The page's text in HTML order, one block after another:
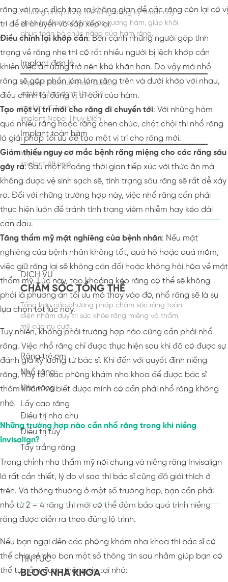
Phương pháp thay thế răng bằng kỹ thuật cấy
ghép Implant cố định vào xương hàm, giúp khôi
phục toàn bộ chức năng của hàm răng.
Implant đơn lẻ
Implant Dentium Hàn Quốc
Implant Neodent Thụy Sỹ
Implant C Tech Ý
Implant Nobel Thụy Điển
Implant toàn hàm
Implant All on 4
Implant All on 6
DỊCH VỤ
CHĂM SÓC TỔNG THỂ
Tổng hợp các phương pháp chăm sóc răng toàn
diện nhằm duy trì sức khỏe răng miệng và thẩm
mỹ của nụ cười.
Răng trẻ em
Nhổ răng
Hàn răng
Lấy cao răng
Điều trị nha chu
Điều trị tủy
Tẩy trắng răng
TIN TỨC
BLOG NHA KHOA
răng với mục đích tạo ra không gian để các răng còn lại có vị
trí để di chuyển và sắp xếp lại.
Điều chỉnh lại khớp cắn: Bên cạnh những người gặp tình
trạng về răng nhẹ thì có rất nhiều người bị lệch khớp cắn
khiến việc ăn uống trở nên khó khăn hơn. Do vậy mà nhổ
răng sẽ góp phần làm làm răng trên và dưới khớp với nhau,
điều chỉnh lại đúng vị trí cắn của hàm.
Tạo một vị trí mới cho răng di chuyển tới: Với những hàm
quá nhiều răng hoặc răng chen chúc, chật chội thì nhổ răng
là giải pháp tối ưu để tạo một vị trí cho răng mới.
Giảm thiểu nguy cơ mắc bệnh răng miệng cho các răng sâu
gây ra: Sau một khoảng thời gian tiếp xúc với thức ăn mà
không được vệ sinh sạch sẽ, tình trạng sâu răng sẽ rất dễ xảy
ra. Đối với những trường hợp này, việc nhổ răng cần phải
thực hiện luôn để tránh tình trạng viêm nhiễm hay kéo dài
cơn đau.
Tăng thẩm mỹ mặt nghiêng của bệnh nhân: Nếu mặt
nghiêng của bệnh nhân không tốt, quá hô hoặc quá móm,
việc giữ răng lại sẽ không cân đối hoặc không hài hòa về mặt
thẩm mỹ. Lúc này, tạo khoảng kéo răng có thể sẽ không
phải là phương án tối ưu mà thay vào đó, nhổ răng sẽ là sự
lựa chọn tốt lúc này.
Tuy nhiên, không phải trường hợp nào cũng cần phải nhổ
răng. Việc nhổ răng chỉ được thực hiện sau khi đã có được sự
đánh giá kỹ lưỡng từ bác sĩ. Khi đến với quyết định niềng
răng, hãy tới các phòng khám nha khoa để được bác sĩ
thăm khám và biết được mình có cần phải nhổ răng không
nhé.
Những trường hợp nào cần nhổ răng trong khi niềng
Invisalign?
Trong chỉnh nha thẩm mỹ nói chung và niềng răng Invisalign
là rất cần thiết, lý do vì sao thì bác sĩ cũng đã giải thích ở
trên. Và thông thường ở một số trường hợp, bạn cần phải
nhổ từ 2 – 4 răng thì mới có thể đảm bảo quá trình niềng
răng được diễn ra theo đúng lộ trình.
Nếu bạn ngại đến các phòng khám nha khoa thì bác sĩ có
thể chia sẻ cho bạn một số thông tin sau nhằm giúp bạn có
thể tự nắm được thông tin tại nhà: